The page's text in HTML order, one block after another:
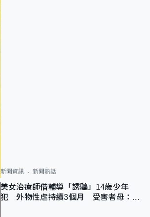
新聞資訊 新聞熱話
美女治療師借輔導「誘騙」14歲少年
犯 外物性虐持續3個月 受害者母：要